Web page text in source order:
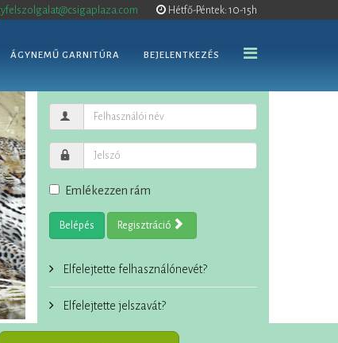
Hétfő-Péntek: 10-15h
ÁGYNEMŰ GARNITÚRA BEJELENTKEZÉS
Emlékezzen rám
Belépés Regisztráció
Elfelejtette felhasználónevét?
Elfelejtette jelszavát?